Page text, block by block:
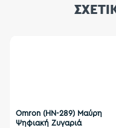
Omron (HN-289) Μαύρη
Ψηφιακή Ζυγαριά